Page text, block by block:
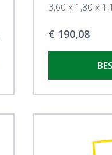
3,60 x 1,80 x
€ 190,08
View Tuin &